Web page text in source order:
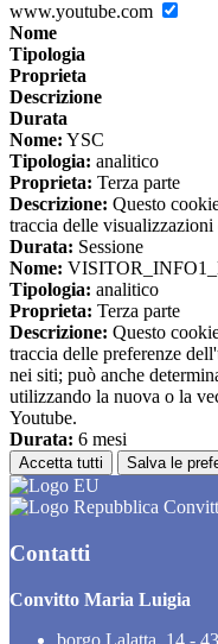
www.youtube.com
Nome
Tipologia
Proprieta
Descrizione
Durata
Nome: YSC
Tipologia: analitico
Proprieta: Terza parte
Descrizione: Questo
traccia delle
Durata: Sessione
Nome:
Tipologia: analitico
Proprieta: Terza parte
Descrizione: Questo
traccia delle preferenze
nei siti; può anche
utilizzando la nuova o la
Youtube.
Durata: 6 mesi
Accetta tutti Salva le
Contatti
Convitto Maria Luigia
borgo Lalatta, 14 -